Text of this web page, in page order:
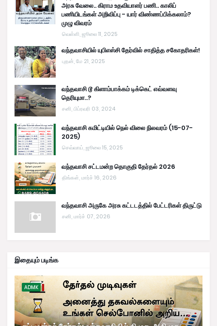
அரசு வேலை.. கிராம உதவியாளர் பணி.. காலிப்
பணியிடங்கள் அறிவிப்பு - யார் விண்ணப்பிக்கலாம்?
முழு விவரம்
வெள்ளி, ஜூலை 11, 2025
வந்தவாசியில் யுபிஎஸ்சி தேர்வில் சாதித்த சகோதரிகள்!
புதன், மே 21, 2025
வந்தவாசி டூ கிளாம்பாக்கம் டிக்கெட் எவ்வளவு
தெரியுமா..?
சனி, பிப்ரவரி 03, 2024
வந்தவாசி கமிட்டியில் நெல் விலை நிலவரம் (15-07-
2025)
செவ்வாய், ஜூலை 15, 2025
வந்தவாசி சட்டமன்ற தொகுதி தேர்தல் 2026
திங்கள், மார்ச் 16, 2026
வந்தவாசி அருகே அரசு கட்டடத்தில் பேட்டரிகள் திருட்டு
சனி, மார்ச் 07, 2026
இதையும் படிங்க
ADMK